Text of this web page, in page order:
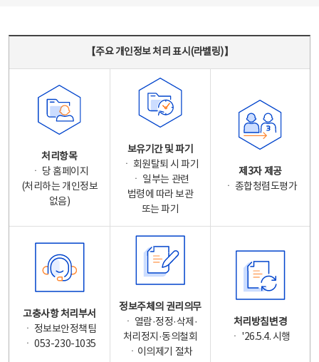
【주요 개인정보 처리 표시(라벨링)】
처리항목
ㆍ 당 홈페이지
(처리하는 개인정보
없음)
보유기간 및 파기
ㆍ 회원탈퇴 시 파기
ㆍ 일부는 관련
법령에 따라 보관
또는 파기
제3자 제공
ㆍ 종합청렴도평가
고충사항 처리부서
ㆍ 정보보안정책팀
ㆍ 053-230-1035
정보주체의 권리의무
ㆍ 열람·정정·삭제·
처리정지·동의철회
ㆍ이의제기 절차
처리방침변경
ㆍ '26.5.4. 시행